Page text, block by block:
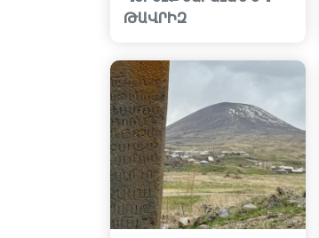
ԹԱՎՐԻԶ